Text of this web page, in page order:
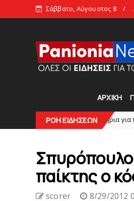
Σάββατο, Αύγουστος 8
ΑΡΧΙΚΗ
ΡΟΗ ΕΙΔΗΣΕΩΝ
Tα εισιτήρια για το
παίκτης ο
scorer 8/29/2012